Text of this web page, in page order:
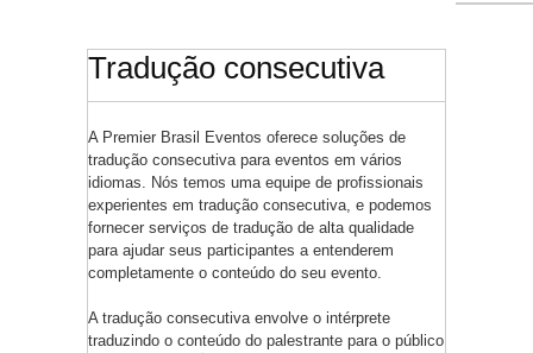
Tradução consecutiva
A Premier Brasil Eventos oferece soluções de
tradução consecutiva para eventos em vários
idiomas. Nós temos uma equipe de profissionais
experientes em tradução consecutiva, e podemos
fornecer serviços de tradução de alta qualidade
para ajudar seus participantes a entenderem
completamente o conteúdo do seu evento.
A tradução consecutiva envolve o intérprete
traduzindo o conteúdo do palestrante para o público